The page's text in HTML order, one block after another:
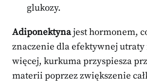
glukozy.
Adiponektynajest hormonem,
znaczenie dla efektywnej utraty
więcej, kurkuma przyspiesza
materii poprzez zwiększenie